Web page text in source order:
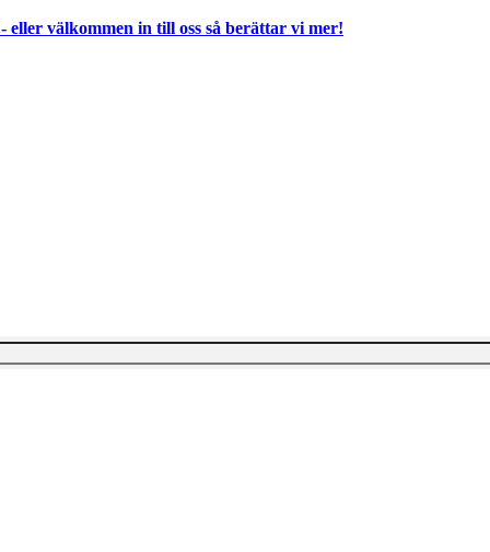
- eller välkommen in till oss så berättar vi mer!